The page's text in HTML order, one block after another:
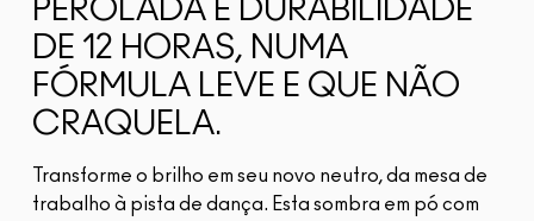
PEROLADA E DURABILIDADE
DE 12 HORAS, NUMA
FÓRMULA LEVE E QUE NÃO
CRAQUELA.
Transforme o brilho em seu novo neutro, da mesa de
trabalho à pista de dança. Esta sombra em pó com